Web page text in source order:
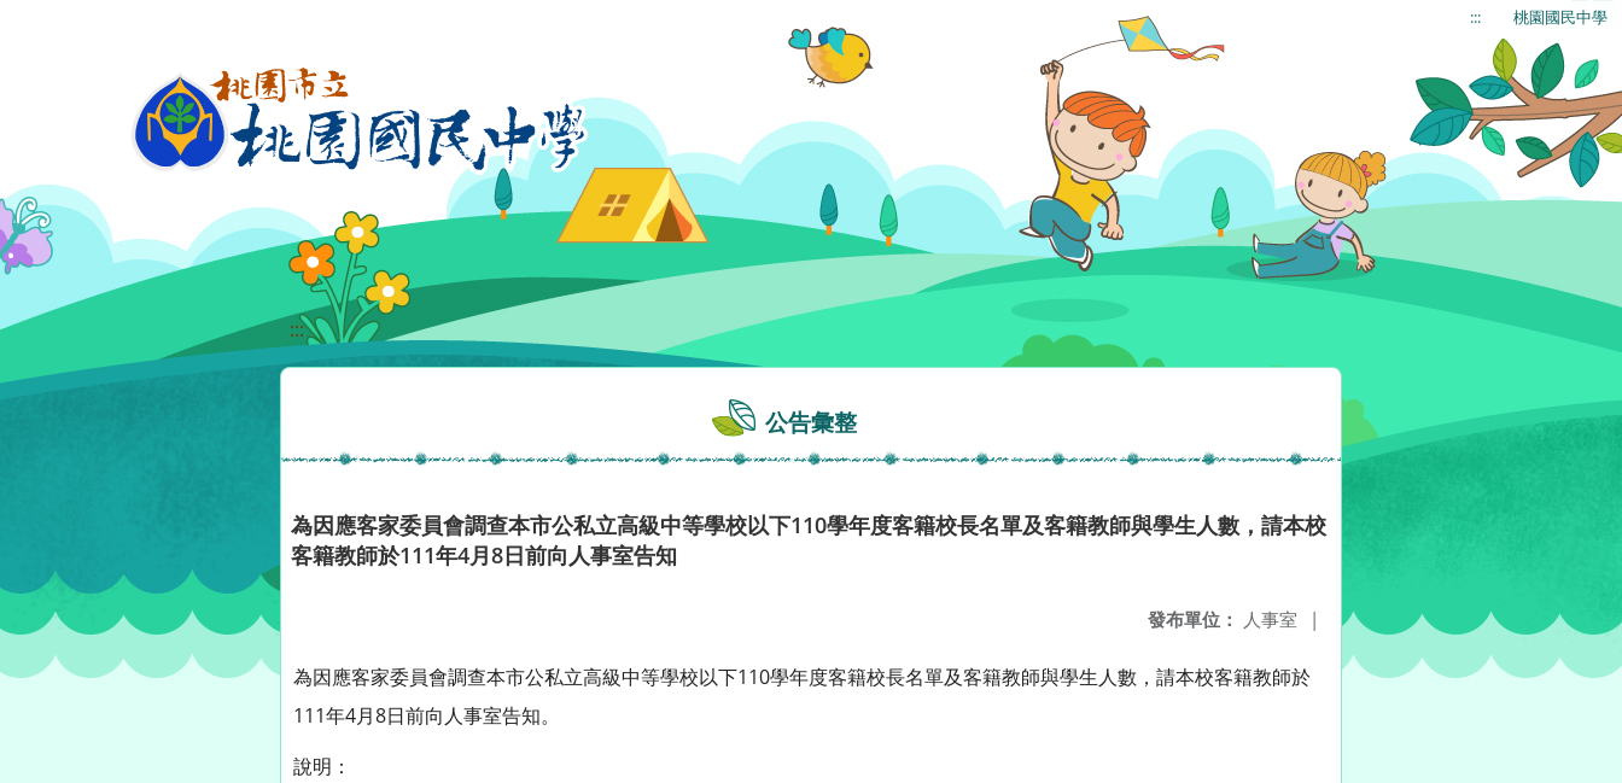
::: 桃園國民中學
:::
公告彙整
為因應客家委員會調查本市公私立高級中等學校以下110學年度客籍校長名單及客籍教師與學生人數，請本校
客籍教師於111年4月8日前向人事室告知
發布單位： 人事室 |
為因應客家委員會調查本市公私立高級中等學校以下110學年度客籍校長名單及客籍教師與學生人數，請本校客籍教師於
111年4月8日前向人事室告知。
說明：